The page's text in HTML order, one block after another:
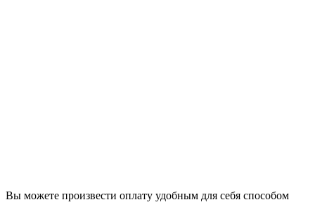
Вы можете произвести оплату удобным для себя способом